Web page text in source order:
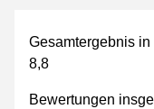
Gesamtergebnis
8,8
Bewertungen